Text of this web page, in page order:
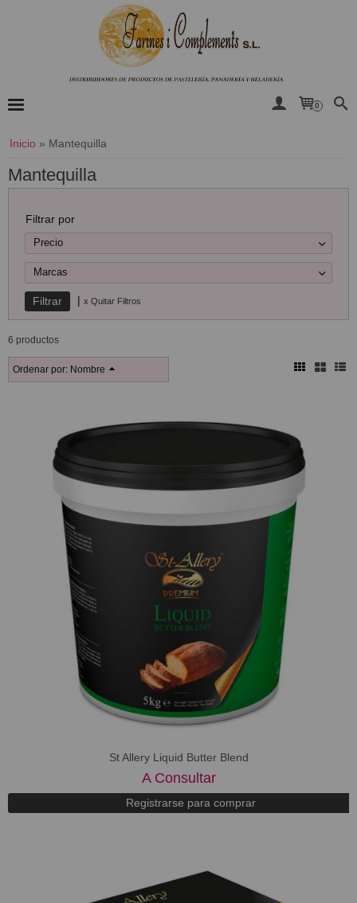
0
Inicio » Mantequilla
Mantequilla
Filtrar por
Precio
Marcas
| x Quitar Filtros
6 productos
Ordenar por: Nombre
St Allery Liquid Butter Blend
A Consultar
Registrarse para comprar